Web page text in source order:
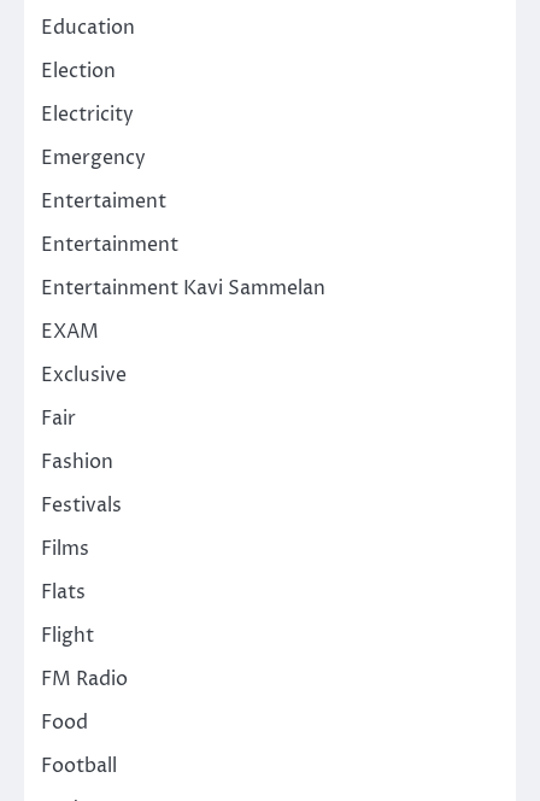
Education
Election
Electricity
Emergency
Entertaiment
Entertainment
Entertainment Kavi Sammelan
EXAM
Exclusive
Fair
Fashion
Festivals
Films
Flats
Flight
FM Radio
Food
Football